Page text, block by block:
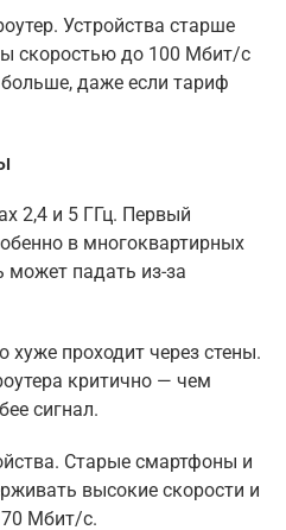
Устройства старше
скоростью до 100 Мбит/с
даже если тариф
2,4 и 5 ГГц. Первый
в многоквартирных
может падать из-за
хуже проходит через стены.
критично — чем
сигнал.
Старые смартфоны и
высокие скорости и
Мбит/с.